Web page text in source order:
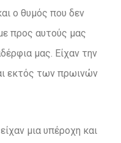
ο θυμός που δεν
προς αυτούς μας
μας. Είχαν την
εκτός των πρωινών
μια υπέροχη και